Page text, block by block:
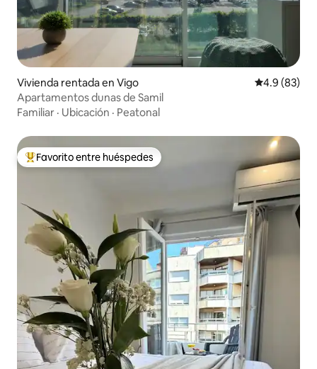
Vivienda rentada en Vigo Calificación
4.9 (83)
Apartamentos dunas de Samil
Familiar · Ubicación · Peatonal
Favorito entre huéspedes preferido
Favorito entre huéspedes